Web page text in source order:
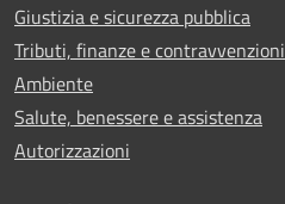
Giustizia e sicurezza pubblica
Tributi, finanze e contravvenzioni
Ambiente
Salute, benessere e assistenza
Autorizzazioni